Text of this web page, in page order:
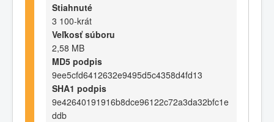
Stiahnuté
3 100-krát
Veľkosť súboru
2,58 MB
MD5 podpis
9ee5cfd6412632e9495d5c4358d4fd13
SHA1 podpis
9e42640191916b8dce96122c72a3da32bfc1e
ddb